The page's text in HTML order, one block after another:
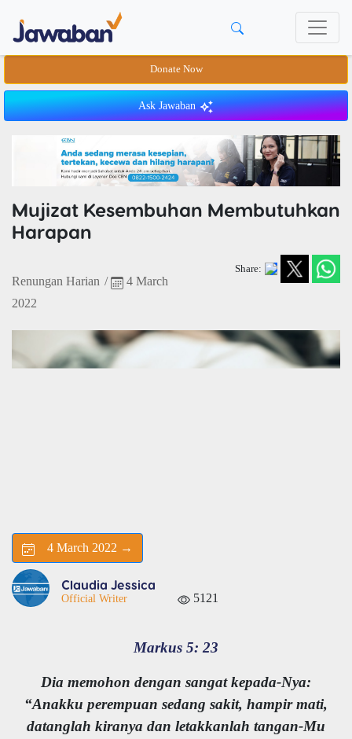
Donate Now
Ask Jawaban
Mujizat Kesembuhan Membutuhkan
Harapan
Renungan Harian /
4 March
2022
Share:
4 March 2022 →
Claudia Jessica
Official Writer 5121
Markus 5: 23
Dia memohon dengan sangat kepada-Nya:
“Anakku perempuan sedang sakit, hampir mati,
datanglah kiranya dan letakkanlah tangan-Mu